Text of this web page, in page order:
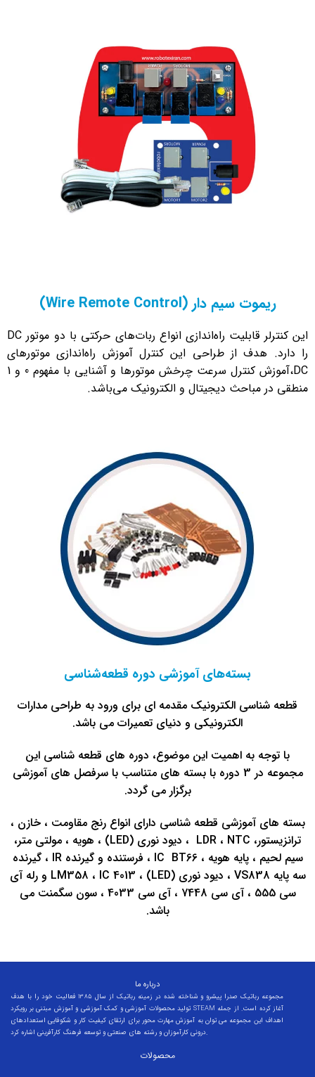
ریموت سیم دار (Wire Remote Control)
این کنترلر قابلیت راه‌اندازی انواع ربات‌های حرکتی با دو موتور DC
را دارد. هدف از طراحی این کنترل آموزش راه‌اندازی موتور‌های
DC،آموزش کنترل سرعت چرخش موتور‌ها و آشنایی با مفهوم 0 و 1
منطقی در مباحث دیجیتال و الکترونیک می‌باشد.
بسته‌های آموزشی دوره قطعه‌شناسی
قطعه شناسی الکترونیک مقدمه ای برای ورود به طراحی مدارات
الکترونیکی و دنیای تعمیرات می باشد.
با توجه به اهمیت این موضوع، دوره های قطعه شناسی این
مجموعه در 3 دوره با بسته های متناسب با سرفصل های آموزشی
برگزار می گردد.
بسته های آموزشی قطعه شناسی دارای انواع رنج مقاومت ، خازن ،
ترانزیستور، LDR ، NTC ، دیود نوری (LED) ، هویه ، مولتی متر،
سیم لحیم ، پایه هویه ، IC BT66 ، فرستنده و گیرنده IR ، گیرنده
سه پایه VS838 ، دیود نوری (LED) ، LM358 ، IC 4013 و رله آی
سی 555 ، آی سی 7448 ، آی سی 4033 ، سون سگمنت می
باشد.
درباره ما
مجموعه رباتیک صدرا پیشرو و شناخته شده در زمینه رباتیک از سال 1385 فعالیت خود را با هدف
تولید محصولات آموزشی و کمک آموزشی و آموزش مبتنی بر رویکرد STEAM آغاز کرده است. از جمله
اهداف این مجموعه می توان به آموزش مهارت محور برای ارتقای کیفیت کار و شکوفایی استعدادهای
درونی کارآموزان و رشته های صنعتی و توسعه فرهنگ کارآفرینی اشاره کرد.
محصولات